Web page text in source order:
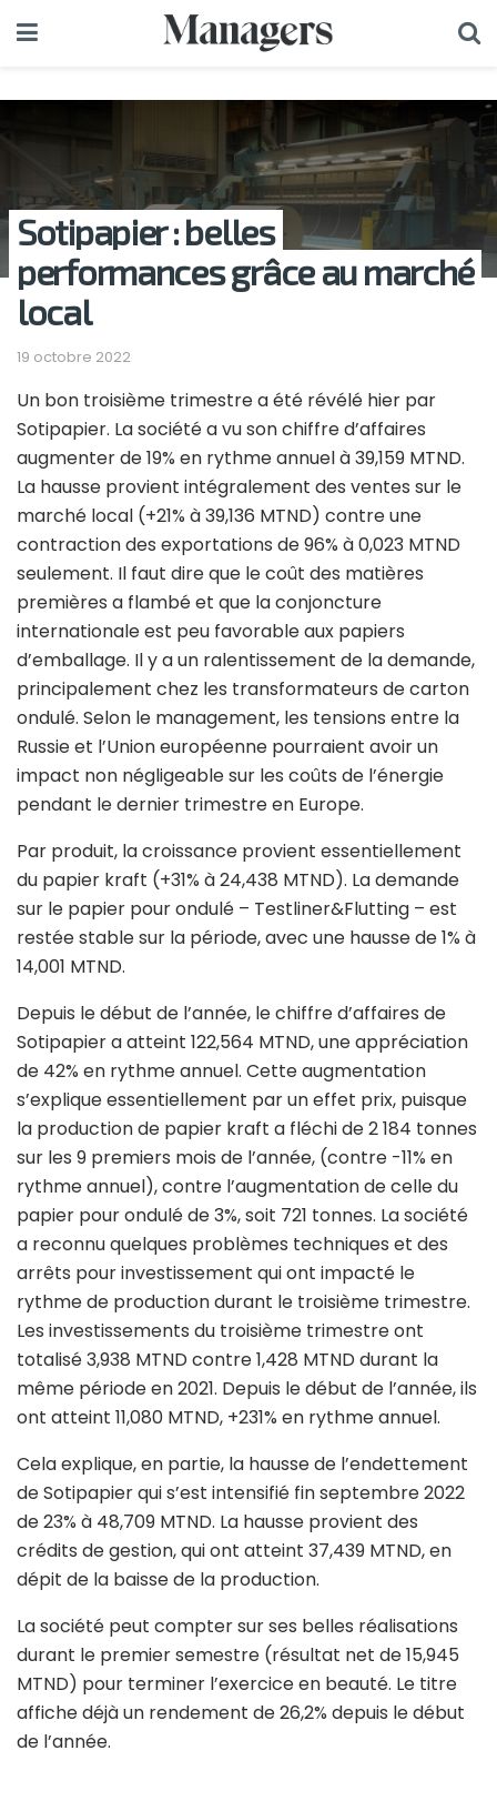
Sotipapier : belles
performances grâce au marché
local
19 octobre 2022
Un bon troisième trimestre a été révélé hier par
Sotipapier. La société a vu son chiffre d’affaires
augmenter de 19% en rythme annuel à 39,159 MTND.
La hausse provient intégralement des ventes sur le
marché local (+21% à 39,136 MTND) contre une
contraction des exportations de 96% à 0,023 MTND
seulement. Il faut dire que le coût des matières
premières a flambé et que la conjoncture
internationale est peu favorable aux papiers
d’emballage. Il y a un ralentissement de la demande,
principalement chez les transformateurs de carton
ondulé. Selon le management, les tensions entre la
Russie et l’Union européenne pourraient avoir un
impact non négligeable sur les coûts de l’énergie
pendant le dernier trimestre en Europe.
Par produit, la croissance provient essentiellement
du papier kraft (+31% à 24,438 MTND). La demande
sur le papier pour ondulé – Testliner&Flutting – est
restée stable sur la période, avec une hausse de 1% à
14,001 MTND.
Depuis le début de l’année, le chiffre d’affaires de
Sotipapier a atteint 122,564 MTND, une appréciation
de 42% en rythme annuel. Cette augmentation
s’explique essentiellement par un effet prix, puisque
la production de papier kraft a fléchi de 2 184 tonnes
sur les 9 premiers mois de l’année, (contre -11% en
rythme annuel), contre l’augmentation de celle du
papier pour ondulé de 3%, soit 721 tonnes. La société
a reconnu quelques problèmes techniques et des
arrêts pour investissement qui ont impacté le
rythme de production durant le troisième trimestre.
Les investissements du troisième trimestre ont
totalisé 3,938 MTND contre 1,428 MTND durant la
même période en 2021. Depuis le début de l’année, ils
ont atteint 11,080 MTND, +231% en rythme annuel.
Cela explique, en partie, la hausse de l’endettement
de Sotipapier qui s’est intensifié fin septembre 2022
de 23% à 48,709 MTND. La hausse provient des
crédits de gestion, qui ont atteint 37,439 MTND, en
dépit de la baisse de la production.
La société peut compter sur ses belles réalisations
durant le premier semestre (résultat net de 15,945
MTND) pour terminer l’exercice en beauté. Le titre
affiche déjà un rendement de 26,2% depuis le début
de l’année.